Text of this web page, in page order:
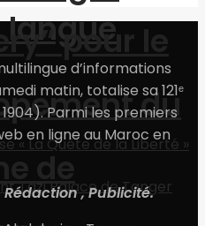
langue
pour le
du
de
d’informations
matin, totalise sa 121ᵉ
Parmi les premiers
en ligne au Maroc en
, Publicité.